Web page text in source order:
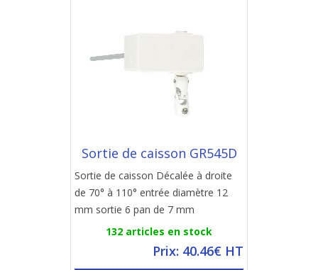
Sortie de caisson GR545D
Sortie de caisson Décalée à droite
de 70° à 110° entrée diamètre 12
mm sortie 6 pan de 7 mm
132 articles en stock
Prix: 40.46€ HT